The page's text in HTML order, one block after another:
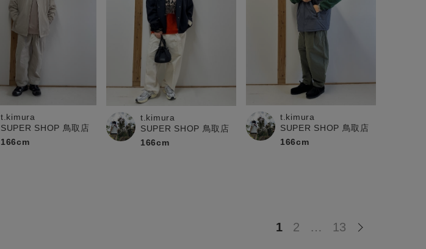
t.kimura
SUPER SHOP 鳥取店
166cm
t.kimura
SUPER SHOP 鳥取店
166cm
t.kimura
SUPER SHOP 鳥取店
166cm
1 2 … 13